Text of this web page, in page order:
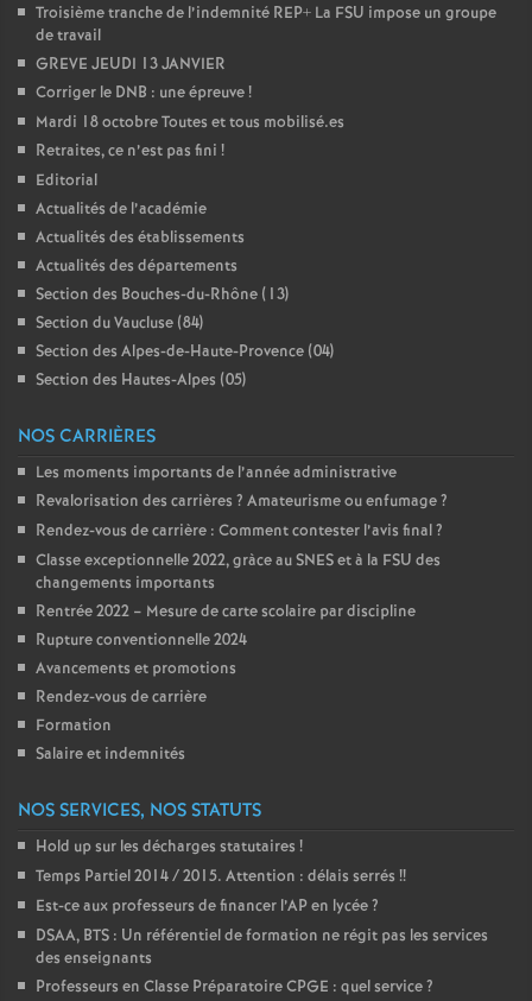
Troisième tranche de l’indemnité REP+ La FSU impose un groupe
de travail
GREVE JEUDI 13 JANVIER
Corriger le DNB : une épreuve!
Mardi 18 octobre Toutes et tous mobilisé.es
Retraites, ce n’est pas fini !
Editorial
Actualités de l’académie
Actualités des établissements
Actualités des départements
Section des Bouches-du-Rhône (13)
Section du Vaucluse (84)
Section des Alpes-de-Haute-Provence (04)
Section des Hautes-Alpes (05)
NOS CARRIÈRES
Les moments importants de l’année administrative
Revalorisation des carrières ? Amateurisme ou enfumage?
Rendez-vous de carrière : Comment contester l’avis final?
Classe exceptionnelle 2022, gràce au SNES et à la FSU des
changements importants
Rentrée 2022 – Mesure de carte scolaire par discipline
Rupture conventionnelle 2024
Avancements et promotions
Rendez-vous de carrière
Formation
Salaire et indemnités
NOS SERVICES, NOS STATUTS
Hold up sur les décharges statutaires !
Temps Partiel 2014 / 2015. Attention : délais serrés !!
Est-ce aux professeurs de financer l’AP en lycée?
DSAA, BTS : Un référentiel de formation ne régit pas les services
des enseignants
Professeurs en Classe Préparatoire CPGE : quel service?